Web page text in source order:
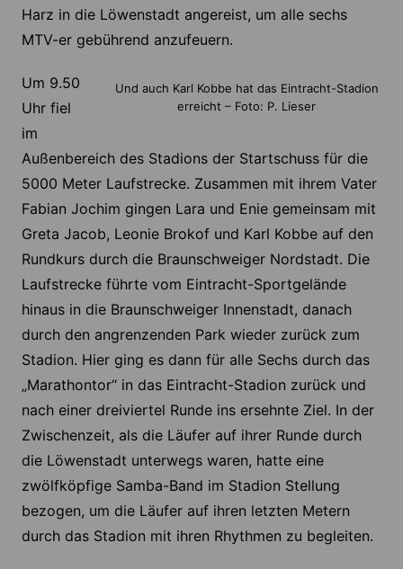
Harz in die Löwenstadt angereist, um alle sechs
MTV-er gebührend anzufeuern.
Und auch Karl Kobbe hat das Eintracht-Stadion
erreicht – Foto: P. Lieser
Um 9.50
Uhr fiel
im
Außenbereich des Stadions der Startschuss für die
5000 Meter Laufstrecke. Zusammen mit ihrem Vater
Fabian Jochim gingen Lara und Enie gemeinsam mit
Greta Jacob, Leonie Brokof und Karl Kobbe auf den
Rundkurs durch die Braunschweiger Nordstadt. Die
Laufstrecke führte vom Eintracht-Sportgelände
hinaus in die Braunschweiger Innenstadt, danach
durch den angrenzenden Park wieder zurück zum
Stadion. Hier ging es dann für alle Sechs durch das
„Marathontor“ in das Eintracht-Stadion zurück und
nach einer dreiviertel Runde ins ersehnte Ziel. In der
Zwischenzeit, als die Läufer auf ihrer Runde durch
die Löwenstadt unterwegs waren, hatte eine
zwölfköpfige Samba-Band im Stadion Stellung
bezogen, um die Läufer auf ihren letzten Metern
durch das Stadion mit ihren Rhythmen zu begleiten.